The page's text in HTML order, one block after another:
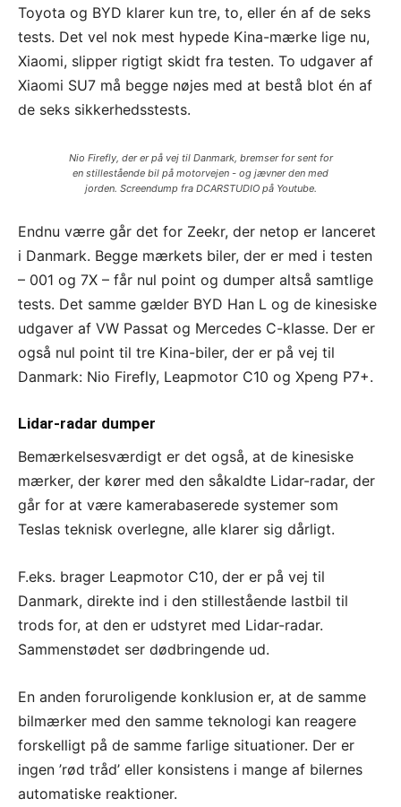
Toyota og BYD klarer kun tre, to, eller én af de seks
tests. Det vel nok mest hypede Kina-mærke lige nu,
Xiaomi, slipper rigtigt skidt fra testen. To udgaver af
Xiaomi SU7 må begge nøjes med at bestå blot én af
de seks sikkerhedsstests.
Nio Firefly, der er på vej til Danmark, bremser for sent for
en stillestående bil på motorvejen - og jævner den med
jorden. Screendump fra DCARSTUDIO på Youtube.
Endnu værre går det for Zeekr, der netop er lanceret
i Danmark. Begge mærkets biler, der er med i testen
– 001 og 7X – får nul point og dumper altså samtlige
tests. Det samme gælder BYD Han L og de kinesiske
udgaver af VW Passat og Mercedes C-klasse. Der er
også nul point til tre Kina-biler, der er på vej til
Danmark: Nio Firefly, Leapmotor C10 og Xpeng P7+.
Lidar-radar dumper
Bemærkelsesværdigt er det også, at de kinesiske
mærker, der kører med den såkaldte Lidar-radar, der
går for at være kamerabaserede systemer som
Teslas teknisk overlegne, alle klarer sig dårligt.
F.eks. brager Leapmotor C10, der er på vej til
Danmark, direkte ind i den stillestående lastbil til
trods for, at den er udstyret med Lidar-radar.
Sammenstødet ser dødbringende ud.
En anden foruroligende konklusion er, at de samme
bilmærker med den samme teknologi kan reagere
forskelligt på de samme farlige situationer. Der er
ingen ’rød tråd’ eller konsistens i mange af bilernes
automatiske reaktioner.